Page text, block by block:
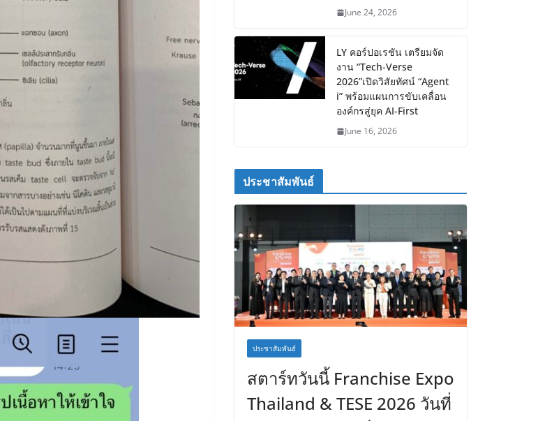
June 24, 2026
LY คอร์ปอเรชัน เตรียมจัด
งาน “Tech-Verse
2026”เปิดวิสัยทัศน์ “Agent
i” พร้อมแผนการขับเคลื่อน
องค์กรสู่ยุค AI-First
June 16, 2026
ประชาสัมพันธ์
ประชาสัมพันธ์
สตาร์ทวันนี้ Franchise Expo
Thailand & TESE 2026 วันที่